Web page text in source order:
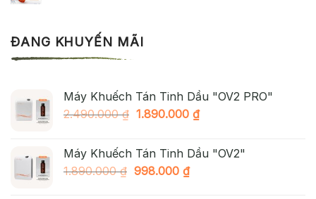
ĐANG KHUYẾN MÃI
Máy Khuếch Tán Tinh Dầu "OV2 PRO"
2.490.000₫ Giá
2.490.000 ₫.
1.890.000 ₫Giá
là:
Máy Khuếch Tán Tinh Dầu "OV2"
1.890.000₫ Giá
998.000 ₫Giá